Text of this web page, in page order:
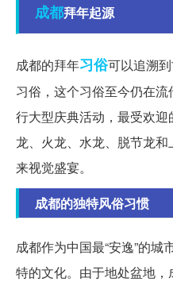
成都拜年起源
成都的拜年习俗可以追溯
习俗，这个习俗至今仍在
行大型庆典活动，最受欢
龙、火龙、水龙、脱节龙
来视觉盛宴。
成都的独特风俗习惯
成都作为中国最“安逸”的
特的文化。由于地处盆地